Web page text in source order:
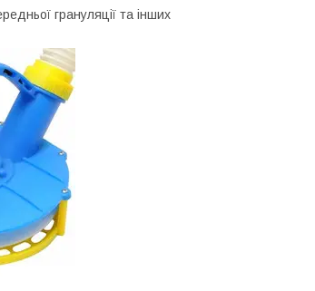
грануляції та інших